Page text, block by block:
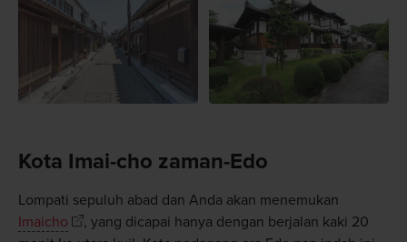
Kota Imai-cho zaman-Edo
Lompati sepuluh abad dan Anda akan menemukan
Imaicho
, yang dicapai hanya dengan berjalan kaki 20